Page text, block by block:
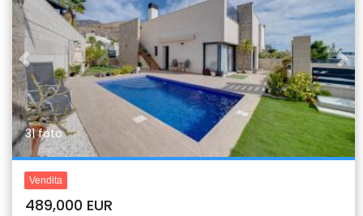
Previous
31 foto
Vendita
489,000 EUR